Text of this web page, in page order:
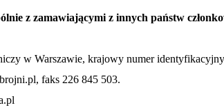
z zamawiającymi z innych państw
w Warszawie, krajowy numer
faks 226 845 503.